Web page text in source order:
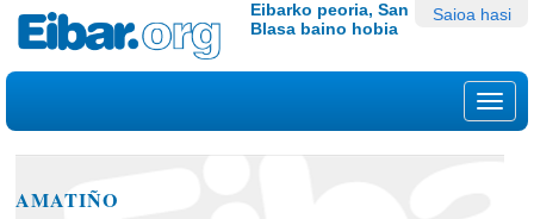
Edukira
salto
|
egin
nabigazioara
Tresna
pertsonalak
Saioa hasi
Eibarko peoria, San
Blasa baino hobia
AMATIÑO